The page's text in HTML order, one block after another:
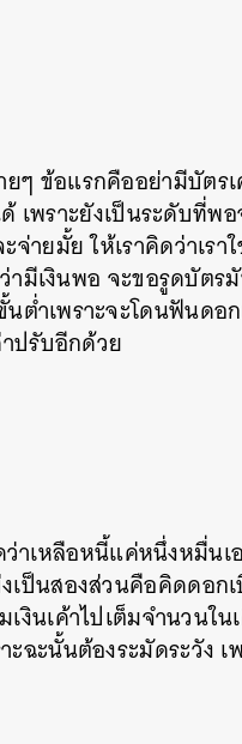
ยๆ ข้อแรกคืออย่ามีบัตร
เพราะยังเป็นระดับที่พ
ายมั้ย ให้เราคิดว่าเรา
ามีเงินพอ จะขอรูดบัตร
ำเพราะจะโดนฟันดอ
ปรับอีกด้วย
เหลือหนี้แค่หนึ่งหมื่นเอ
ป็นสองส่วนคือคิดดอก
งินเค้าไปเต็มจำนวนใ
ะนั้นต้องระมัดระวัง เ